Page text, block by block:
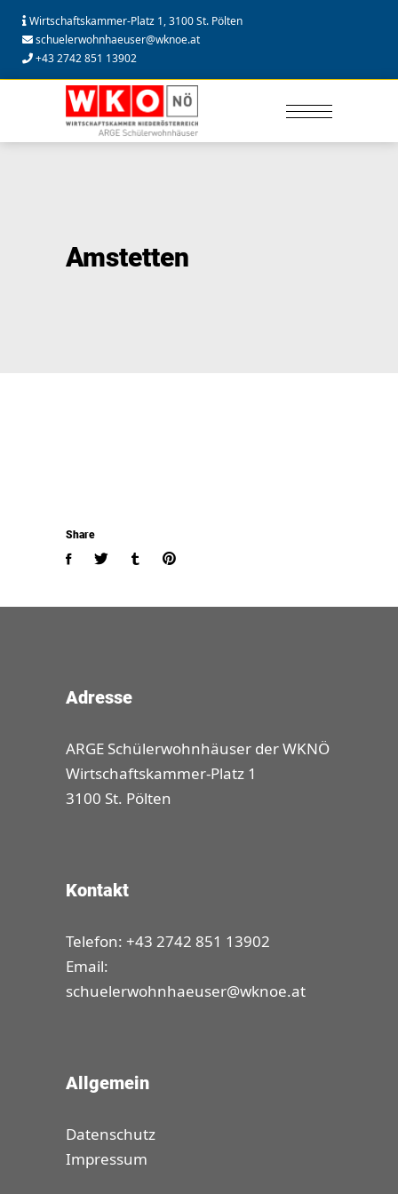
Wirtschaftskammer-Platz 1, 3100 St. Pölten
schuelerwohnhaeuser@wknoe.at
+43 2742 851 13902
Amstetten
Share
Adresse
ARGE Schülerwohnhäuser der WKNÖ
Wirtschaftskammer-Platz 1
3100 St. Pölten
Kontakt
Telefon: +43 2742 851 13902
Email:
schuelerwohnhaeuser@wknoe.at
Allgemein
Datenschutz
Impressum